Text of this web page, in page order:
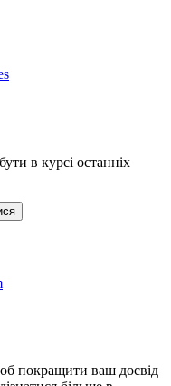
в курсі останніх
покращити ваш досвід